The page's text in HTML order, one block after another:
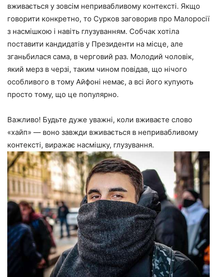
вживається у зовсім непривабливому контексті. Якщо
говорити конкретно, то Сурков заговорив про Малоросії
з насмішкою і навіть глузуванням. Собчак хотіла
поставити кандидатів у Президенти на місце, але
зганьбилася сама, в черговий раз. Молодий чоловік,
який мерз в черзі, таким чином повідав, що нічого
особливого в тому Айфоні немає, а всі його купують
просто тому, що це популярно.
Важливо! Будьте дуже уважні, коли вживаєте слово
«хайп» — воно завжди вживається в непривабливому
контексті, виражає насмішку, глузування.